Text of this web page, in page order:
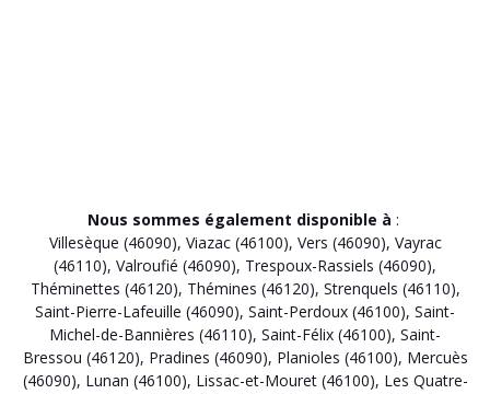
Nous sommes également disponible à :
Villesèque (46090), Viazac (46100), Vers (46090), Vayrac
(46110), Valroufié (46090), Trespoux-Rassiels (46090),
Théminettes (46120), Thémines (46120), Strenquels (46110),
Saint-Pierre-Lafeuille (46090), Saint-Perdoux (46100), Saint-
Michel-de-Bannières (46110), Saint-Félix (46100), Saint-
Bressou (46120), Pradines (46090), Planioles (46100), Mercuès
(46090), Lunan (46100), Lissac-et-Mouret (46100), Les Quatre-